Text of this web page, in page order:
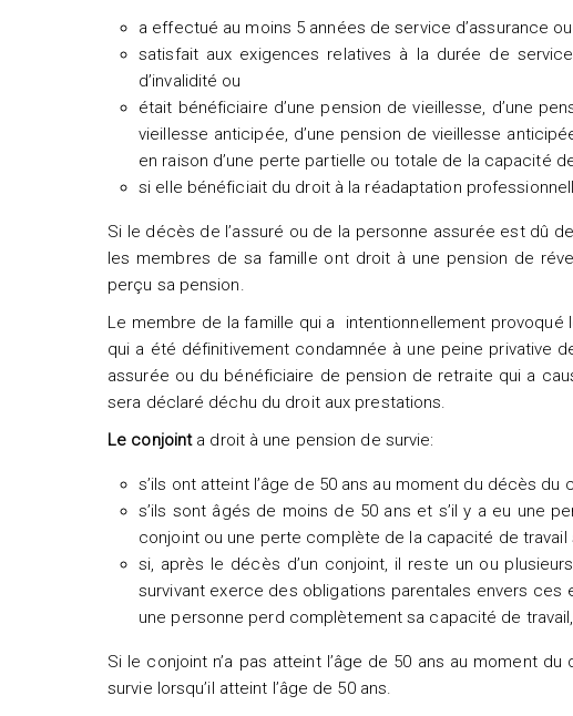
a effectué au moins 5 années de service d’assurance
satisfait aux exigences relatives à la durée de
d’invalidité ou
était bénéficiaire d’une pension de vieillesse, d’une
vieillesse anticipée, d’une pension de vieillesse
en raison d’une perte partielle ou totale de la capacité
si elle bénéficiait du droit à la réadaptation
Si le décès de l’assuré ou de la personne assurée est dû
les membres de sa famille ont droit à une pension de
perçu sa pension.
Le membre de la famille qui a intentionnellement
qui a été définitivement condamnée à une peine privative
assurée ou du bénéficiaire de pension de retraite qui a
sera déclaré déchu du droit aux prestations.
Le conjointa droit à une pension de survie:
s’ils ont atteint l’âge de 50 ans au moment du décès du
s’ils sont âgés de moins de 50 ans et s’il y a eu une
conjoint ou une perte complète de la capacité de travail
si, après le décès d’un conjoint, il reste un ou
survivant exerce des obligations parentales envers ces
une personne perd complètement sa capacité de
Si le conjoint n’a pas atteint l’âge de 50 ans au moment
survie lorsqu’il atteint l’âge de 50 ans.